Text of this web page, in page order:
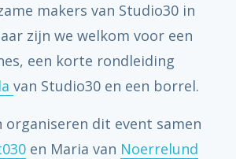
makers van Studio30 in
zijn we welkom voor een
een korte rondleiding
van Studio30 en een borrel.
organiseren dit event samen
en Maria van Noerrelund